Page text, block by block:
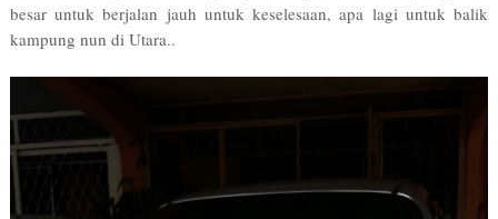
besar untuk berjalan jauh untuk keselesaan, apa lagi untuk balik
kampung nun di Utara..